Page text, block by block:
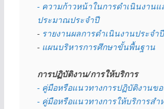
- ความก้าวหน้าในการดำเนินงานแ
ประมาณประจำปี
- รายงานผลการดำเนินงานประจำปี
- แผนบริหารการศึกษาขั้นพื้นฐาน
การปฏิบัติงาน/การให้บริการ
- คู่มือหรือแนวทางการปฏิบัติงานขอ
- คู่มือหรือแนวทางการให้บริการสำ